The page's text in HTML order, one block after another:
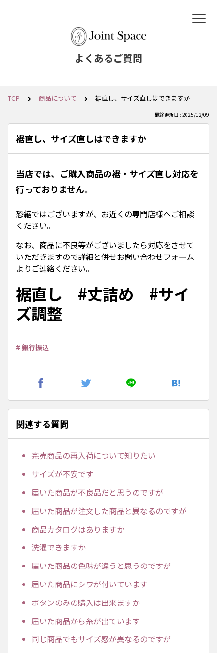
よくあるご質問
TOP 商品について 裾直し、サイズ直しはできますか
最終更新日 : 2025/12/09
裾直し、サイズ直しはできますか
当店では、ご購入商品の裾・サイズ直し対応を
行っておりません。
恐縮ではございますが、お近くの専門店様へご相談
ください。
なお、商品に不良等がございましたら対応をさせて
いただきますので詳細と併せお問い合わせフォーム
よりご連絡ください。
裾直し #丈詰め #サイ
ズ調整
# 銀行振込
関連する質問
完売商品の再入荷について知りたい
サイズが不安です
届いた商品が不良品だと思うのですが
届いた商品が注文した商品と異なるのですが
商品カタログはありますか
洗濯できますか
届いた商品の色味が違うと思うのですが
届いた商品にシワが付いています
ボタンのみの購入は出来ますか
届いた商品から糸が出ています
同じ商品でもサイズ感が異なるのですが